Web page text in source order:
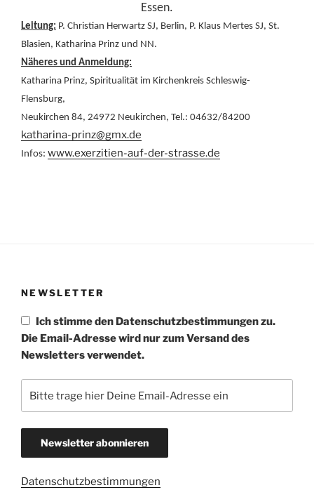
Essen.
Leitung: P. Christian Herwartz SJ, Berlin, P. Klaus Mertes SJ, St.
Blasien, Katharina Prinz und NN.
Näheres und Anmeldung:
Katharina Prinz, Spiritualität im Kirchenkreis Schleswig-
Flensburg,
Neukirchen 84, 24972 Neukirchen, Tel.: 04632/84200
katharina-prinz@gmx.de
Infos: www.exerzitien-auf-der-strasse.de
NEWSLETTER
Ich stimme den Datenschutzbestimmungen zu.
Die Email-Adresse wird nur zum Versand des
Newsletters verwendet.
Datenschutzbestimmungen